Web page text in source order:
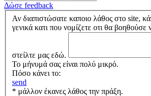
Δώσε feedback
Αν διαπιστώσατε καποιο λάθος στο site,
γενικά κατι που νομίζετε οτι θα βοηθούσε
στείλτε μας εδώ.
Το μήνυμά σας είναι πολύ μικρό.
Πόσο κάνει το:
send
* μάλλον έκανες λάθος την πράξη.